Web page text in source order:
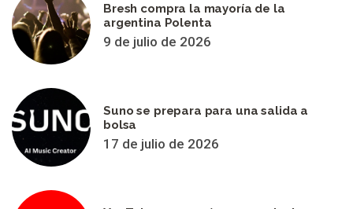
Bresh compra la mayoría de la
argentina Polenta
9 de julio de 2026
Suno se prepara para una salida a
bolsa
17 de julio de 2026